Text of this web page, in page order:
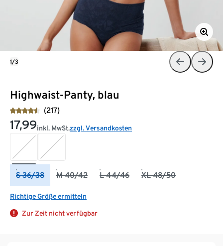
Highwaist-Panty, blau
(217)
17,99inkl. MwSt.zzgl. Versandkosten
S 36/38 M 40/42 L 44/46 XL 48/50
Richtige Größe ermitteln
Zur Zeit nicht verfügbar
1/3